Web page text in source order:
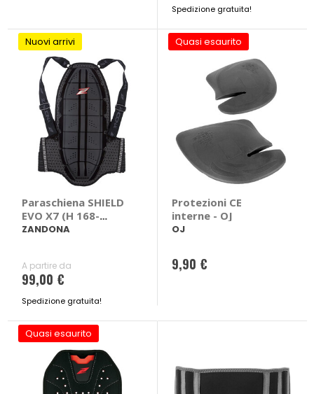
Spedizione gratuita!
Nuovi arrivi
Paraschiena SHIELD
EVO X7 (H 168-
177cm)
ZANDONA
A partire da
99,00 €
Spedizione gratuita!
Quasi esaurito
Protezioni CE
interne - OJ
OJ
9,90 €
Quasi esaurito